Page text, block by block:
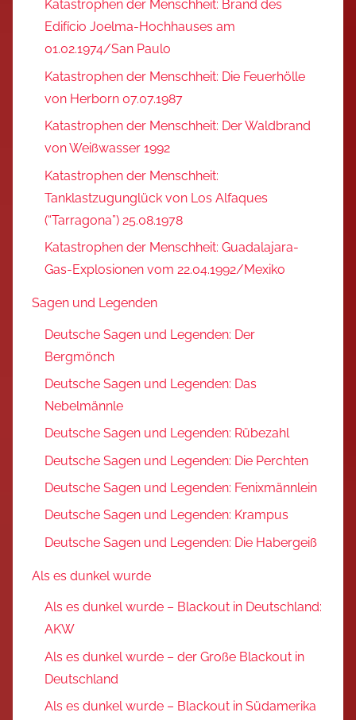
Katastrophen der Menschheit: Brand des
Edifício Joelma-Hochhauses am
01.02.1974/San Paulo
Katastrophen der Menschheit: Die Feuerhölle
von Herborn 07.07.1987
Katastrophen der Menschheit: Der Waldbrand
von Weißwasser 1992
Katastrophen der Menschheit:
Tanklastzugunglück von Los Alfaques
(“Tarragona”) 25.08.1978
Katastrophen der Menschheit: Guadalajara-
Gas-Explosionen vom 22.04.1992/Mexiko
Sagen und Legenden
Deutsche Sagen und Legenden: Der
Bergmönch
Deutsche Sagen und Legenden: Das
Nebelmännle
Deutsche Sagen und Legenden: Rübezahl
Deutsche Sagen und Legenden: Die Perchten
Deutsche Sagen und Legenden: Fenixmännlein
Deutsche Sagen und Legenden: Krampus
Deutsche Sagen und Legenden: Die Habergeiß
Als es dunkel wurde
Als es dunkel wurde – Blackout in Deutschland:
AKW
Als es dunkel wurde – der Große Blackout in
Deutschland
Als es dunkel wurde – Blackout in Südamerika